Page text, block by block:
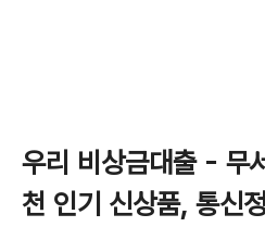
우리 비상금대출 - 무
천 인기 신상품, 통신